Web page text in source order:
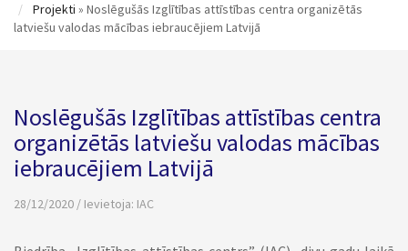
Projekti » Noslēgušās Izglītības attīstības centra organizētās
latviešu valodas mācības iebraucējiem Latvijā
Noslēgušās Izglītības attīstības centra
organizētās latviešu valodas mācības
iebraucējiem Latvijā
28/12/2020 / Ievietoja: IAC